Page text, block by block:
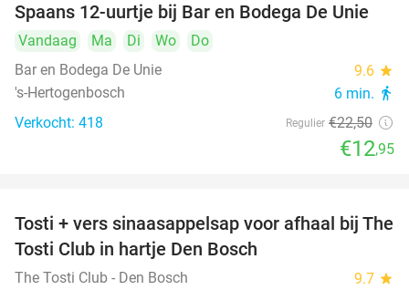
42%
Spaans 12-uurtje bij Bar en Bodega De Unie
Vandaag Ma Di Wo
Do
Bar en Bodega De Unie
9.6 star
's-Hertogenbosch 6 min. directions_walk
Verkocht: 418 Regulier €22,50
€12,95
49%
Tosti + vers sinaasappelsap voor afhaal bij The
Tosti Club in hartje Den Bosch
The Tosti Club - Den Bosch 9.7 star